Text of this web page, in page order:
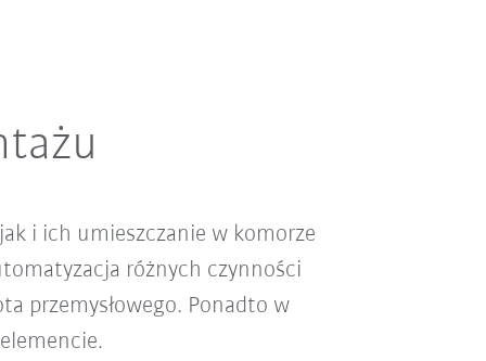
i ich umieszczanie w komorze
różnych czynności
przemysłowego. Ponadto w